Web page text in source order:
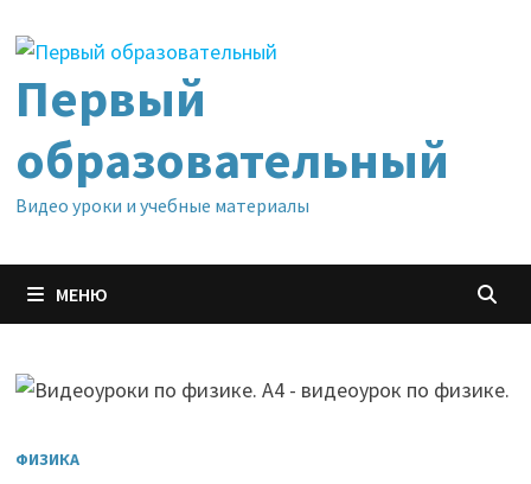
содержимому
Первый
образовательный
Видео уроки и учебные материалы
МЕНЮ
ФИЗИКА